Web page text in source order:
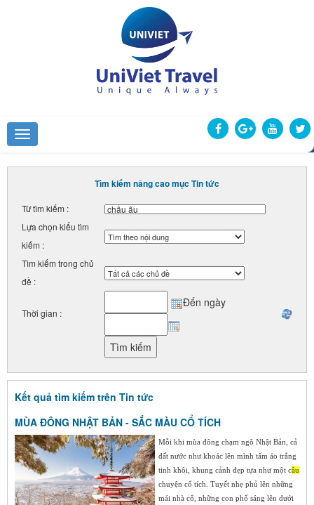
Tìm kiếm nâng cao mục Tin tức
Từ tìm kiếm :
Lựa chọn kiểu tìm
kiếm :
Tìm kiếm trong chủ
đề :
Thời gian :
Đến ngày
Kết quả tìm kiếm trên Tin tức
MÙA ĐÔNG NHẬT BẢN - SẮC MÀU CỔ TÍCH
Mỗi khi mùa đông chạm ngõ Nhật Bản, cả
đất nước như khoác lên mình tấm áo trắng
tinh khôi, khung cảnh đẹp tựa như một câu
chuyện cổ tích. Tuyết nhẹ phủ lên những
mái nhà cổ, những con phố sáng lên dưới